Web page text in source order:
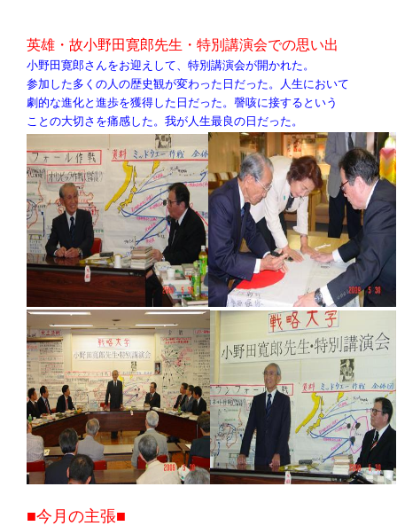
英雄・故小野田寛郎先生・特別講演会での思い出
小野田寛郎さんをお迎えして、特別講演会が開かれた。
参加した多くの人の歴史観が変わった日だった。人生において
劇的な進化と進歩を獲得した日だった。謦咳に接するという
ことの大切さを痛感した。我が人生最良の日だった。
■今月の主張■